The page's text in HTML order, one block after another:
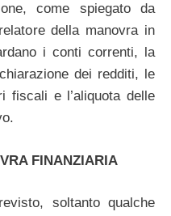
come spiegato da
della manovra in
i conti correnti, la
dei redditi, le
fiscali e l’aliquota delle
FINANZIARIA
soltanto qualche